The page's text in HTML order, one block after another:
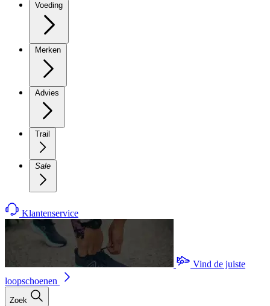
Voeding
Merken
Advies
Trail
Sale
Klantenservice
Vind de juiste
loopschoenen
Zoek